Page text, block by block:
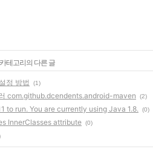
테고리의 다른 글
정 방법 (1)
com.github.dcendents.android-maven (2)
to run. You are currently using Java 1.8. (0)
InnerClasses attribute (0)